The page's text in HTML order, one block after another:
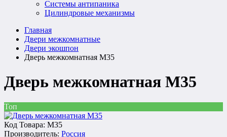
Системы антипаника
Цилиндровые механизмы
Главная
Двери межкомнатные
Двери экошпон
Дверь межкомнатная M35
Дверь межкомнатная M35
Топ
Код Товара: M35
Производитель: Россия